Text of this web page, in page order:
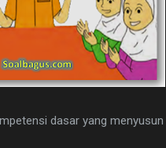
dasar yang menyusun